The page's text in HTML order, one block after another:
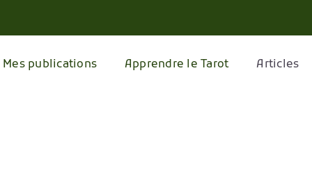
Mes publications Apprendre le Tarot Articles